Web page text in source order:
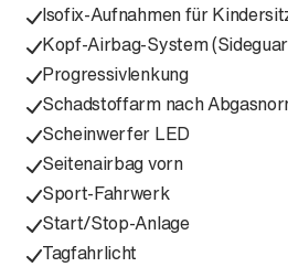
Isofix-Aufnahmen für
Kopf-Airbag-System
Progressivlenkung
Schadstoffarm nach
Scheinwerfer LED
Seitenairbag vorn
Sport-Fahrwerk
Start/Stop-Anlage
Tagfahrlicht